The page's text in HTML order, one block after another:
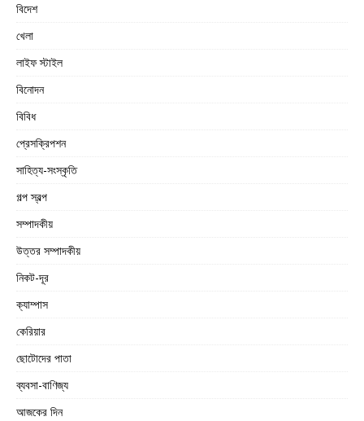
বিদেশ
খেলা
লাইফ স্টাইল
বিনোদন
বিবিধ
প্রেসক্রিপশন
সাহিত্য-সংস্কৃতি
গল্প স্বল্প
সম্পাদকীয়
উত্তর সম্পাদকীয়
নিকট-দূর
ক্যাম্পাস
কেরিয়ার
ছোটোদের পাতা
ব্যবসা-বাণিজ্য
আজকের দিন